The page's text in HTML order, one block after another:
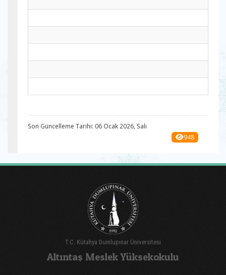
Son Güncelleme Tarihi: 06 Ocak 2026, Salı
948
T.C. Kütahya Dumlupınar Üniversitesi
Altıntaş Meslek Yüksekokulu